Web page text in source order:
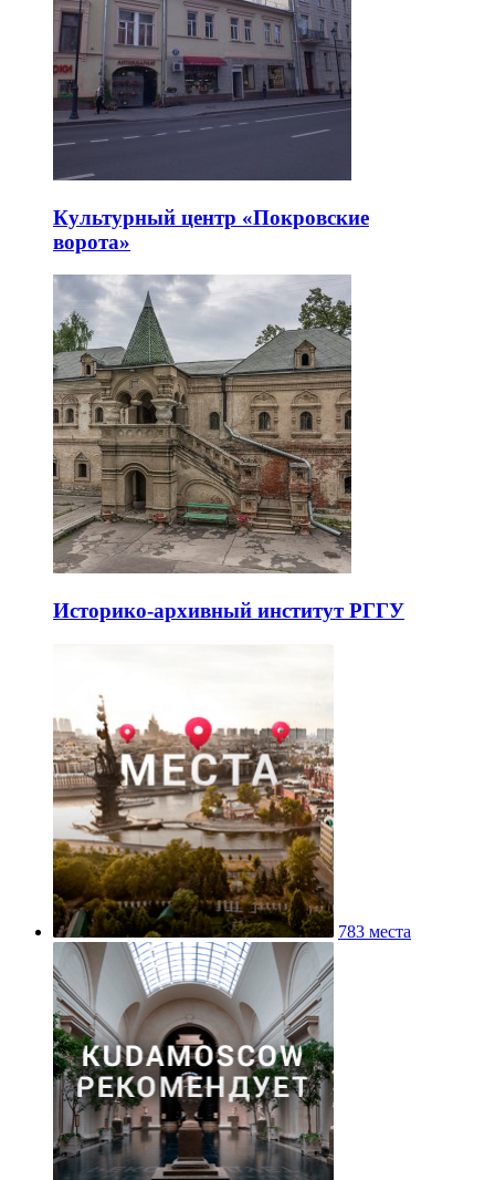
Культурный центр «Покровские
ворота»
Историко-архивный институт РГГУ
783 места